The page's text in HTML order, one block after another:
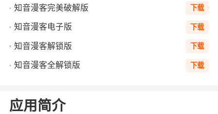
知音漫客完美破解版 下载
知音漫客电子版 下载
知音漫客解锁版 下载
知音漫客全解锁版 下载
应用简介